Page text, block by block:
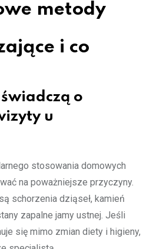
metody
i co
o
u
stosowania domowych
na poważniejsze przyczyny.
schorzenia dziąseł, kamień
zapalne jamy ustnej. Jeśli
się mimo zmian diety i higieny,